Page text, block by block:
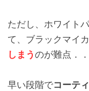
ただし、ホワイト
て、ブラックマイ
しまうのが難点．．
早い段階でコーテ